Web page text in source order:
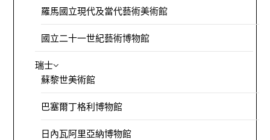
羅馬國立現代及當代藝術美術館
國立二十一世紀藝術博物館
瑞士
蘇黎世美術館
巴塞爾丁格利博物館
日內瓦阿里亞納博物館